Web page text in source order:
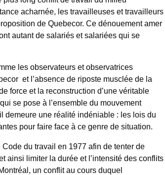
acharnée, les travailleuses et travailleurs
de Quebecor. Ce dénouement amer
autant de salariés et salariées qui se
les observateurs et observatrices
et l’absence de riposte musclée de la
force et la reconstruction d’une véritable
se pose à l’ensemble du mouvement
une réalité indéniable : les lois du
pour faire face à ce genre de situation.
du travail en 1977 afin de tenter de
ainsi limiter la durée et l’intensité des conflits
un conflit au cours duquel